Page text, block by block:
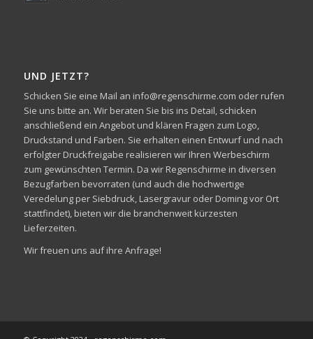
UND JETZT?
Schicken Sie eine Mail an info@regenschirme.com oder rufen
Sie uns bitte an. Wir beraten Sie bis ins Detail, schicken
anschließend ein Angebot und klären Fragen zum Logo,
Druckstand und Farben. Sie erhalten einen Entwurf und nach
erfolgter Druckfreigabe realisieren wir Ihren Werbeschirm
zum gewünschten Termin. Da wir Regenschirme in diversen
Bezugfarben bevorraten (und auch die hochwertige
Veredelung per Siebdruck, Lasergravur oder Doming vor Ort
stattfindet), bieten wir die branchenweit kürzesten
Lieferzeiten.
Wir freuen uns auf ihre Anfrage!